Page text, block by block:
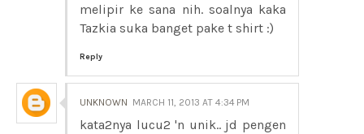
melipir ke sana nih. soalnya kaka
Tazkia suka banget pake t shirt :)
Reply
UNKNOWN MARCH 11, 2013 AT 4:34 PM
kata2nya lucu2 'n unik.. jd pengen